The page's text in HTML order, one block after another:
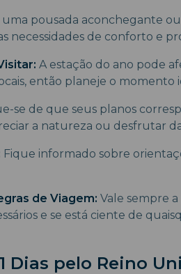
uma pousada aconchegante
necessidades de conforto e
A estação do ano pode
então planeje o momento
se de que seus planos
a natureza ou desfrutar
Fique informado sobre
de Viagem: Vale sempre
e se está ciente de
Dias pelo Reino